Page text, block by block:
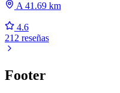
A 41.69 km
4.6
212 reseñas
Footer